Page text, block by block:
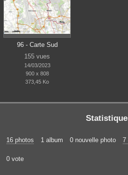
96 - Carte Sud
155 vues
14/03/2023
900 x 808
373,45 Ko
16 photos 1 album 0 nouvelle photo 7
0 vote